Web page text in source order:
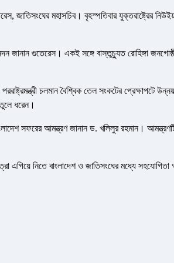
মহাসচিব। বৃহস্পতিবার যুক্তরাষ্ট্রের
জানান গুতেরেস। একই সঙ্গে বাস্তুচ্যুত রোহিঙ্গা
চলমান বৈশ্বিক তেল সংকটের প্রেক্ষাপটে
ধরেন।
সফরের আমন্ত্রণ জানান ড. খলিলুর রহমান।
এগিয়ে নিতে বাংলাদেশ ও জাতিসংঘের মধ্যে